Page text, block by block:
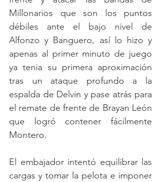
Millonarios que son los puntos
débiles ante el bajo nivel de
Alfonzo y Banguero, así lo hizo y
apenas al primer minuto de juego
ya tenia su primera aproximación
tras un ataque profundo a la
espalda de Delvin y pase atrás para
el remate de frente de Brayan León
que logró contener fácilmente
Montero.
El embajador intentó equilibrar las
cargas y tomar la pelota e imponer